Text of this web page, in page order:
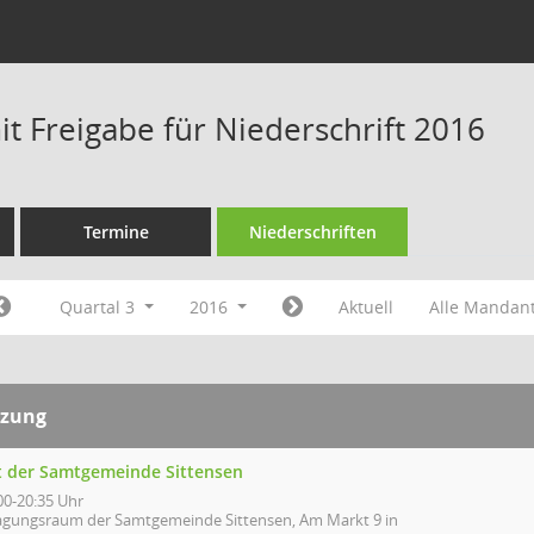
Freigabe für Niederschrift 2016
Termine Niederschriften
Quartal 3 2016 Aktuell Alle
der Samtgemeinde Sittensen
20:35 Uhr
der Samtgemeinde Sittensen, Am Markt 9 in